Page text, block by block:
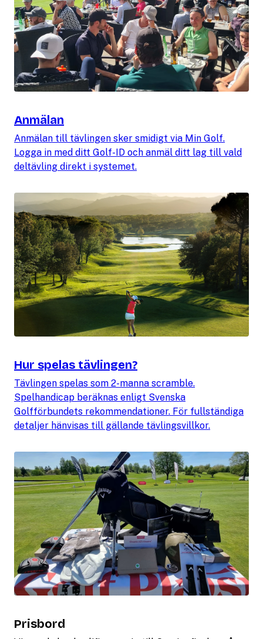
Anmälan
Anmälan till tävlingen sker smidigt via Min Golf.
Logga in med ditt Golf-ID och anmäl ditt lag till vald
deltävling direkt i systemet.
Hur spelas tävlingen?
Tävlingen spelas som 2-manna scramble.
Spelhandicap beräknas enligt Svenska
Golfförbundets rekommendationer. För fullständiga
detaljer hänvisas till gällande tävlingsvillkor.
Prisbord